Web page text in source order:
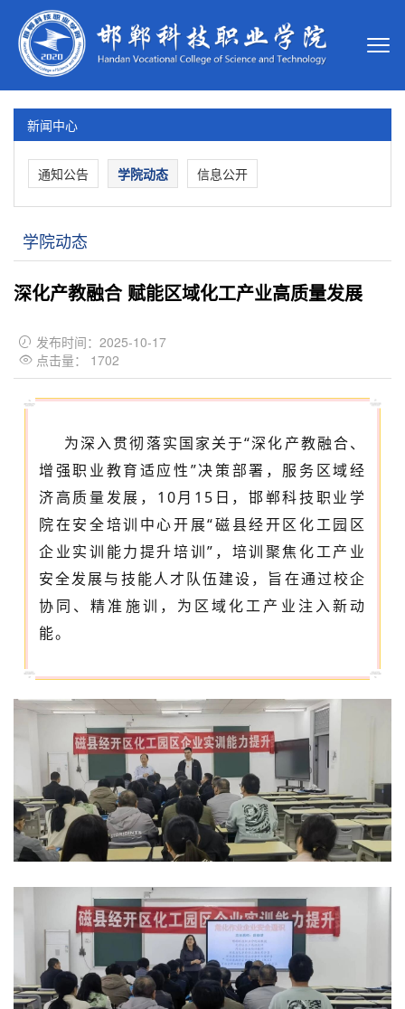
新闻中心
通知公告 学院动态 信息公开
学院动态
深化产教融合 赋能区域化工产业高质量发展
 发布时间：2025-10-17
 点击量： 1702
为深入贯彻落实国家关于“深化产教融合、
增强职业教育适应性”决策部署，服务区域经
济高质量发展，10月15日，邯郸科技职业学
院在安全培训中心开展“磁县经开区化工园区
企业实训能力提升培训”，培训聚焦化工产业
安全发展与技能人才队伍建设，旨在通过校企
协同、精准施训，为区域化工产业注入新动
能。